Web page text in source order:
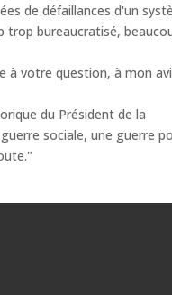
de défaillances d'un
trop bureaucratisé,
à votre question, à mon
du Président de la
sociale, une guerre